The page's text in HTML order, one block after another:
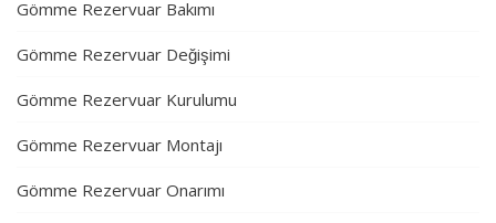
Gömme Rezervuar Bakımı
Gömme Rezervuar Değişimi
Gömme Rezervuar Kurulumu
Gömme Rezervuar Montajı
Gömme Rezervuar Onarımı